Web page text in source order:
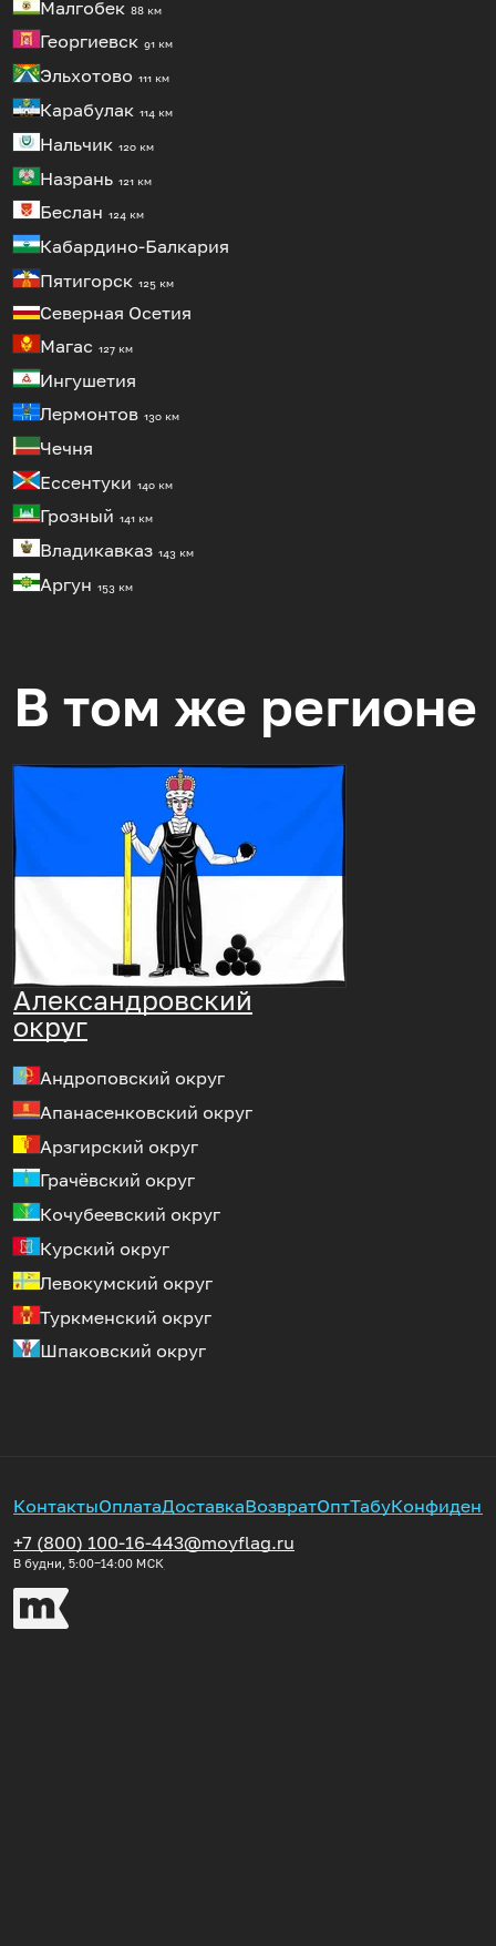
Малгобек 88 км
Георгиевск 91 км
Эльхотово 111 км
Карабулак 114 км
Нальчик 120 км
Назрань 121 км
Беслан 124 км
Кабардино-Балкария
Пятигорск 125 км
Северная Осетия
Магас 127 км
Ингушетия
Лермонтов 130 км
Чечня
Ессентуки 140 км
Грозный 141 км
Владикавказ 143 км
Аргун 153 км
В том же регионе
Александровский
округ
Андроповский округ
Апанасенковский округ
Арзгирский округ
Грачёвский округ
Кочубеевский округ
Курский округ
Левокумский округ
Туркменский округ
Шпаковский округ
КонтактыОплатаДоставкаВозвратОптТабу
+7 (800) 100-16-44
В будни, 5:00‒14:00 МСК
3@moyflag.ru